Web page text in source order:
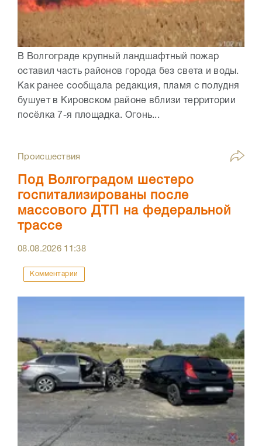
В Волгограде крупный ландшафтный пожар
оставил часть районов города без света и воды.
Как ранее сообщала редакция, пламя с полудня
бушует в Кировском районе вблизи территории
посёлка 7-я площадка. Огонь...
Происшествия
Под Волгоградом шестеро
госпитализированы после
массового ДТП на федеральной
трассе
08.08.2026 11:38
Комментарии